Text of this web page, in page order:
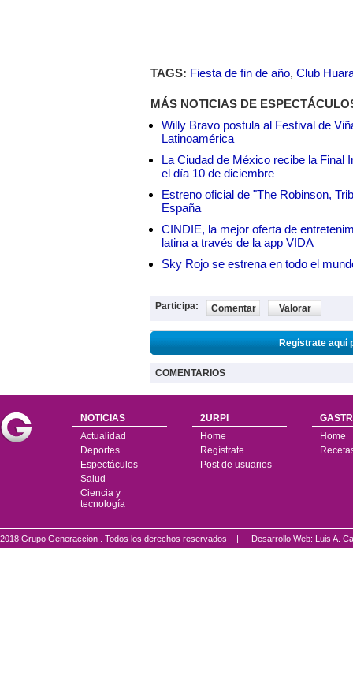
TAGS: Fiesta de fin de año, Club
MÁS NOTICIAS DE
Willy Bravo postula al Festival de
Latinoamérica
La Ciudad de México recibe la Final
el día 10 de diciembre
Estreno oficial de "The Robinson,
España
CINDIE, la mejor oferta de
latina a través de la app VIDA
Sky Rojo se estrena en todo el
Participa: Comentar Valorar
Regístrate aquí
COMENTARIOS
NOTICIAS
Actualidad
Deportes
Espectáculos
Salud
Ciencia y
tecnología
2URPI
Home
Regístrate
Post de usuarios
Home
2018 Grupo Generaccion . Todos los derechos reservados | Desarrollo Web: Luis